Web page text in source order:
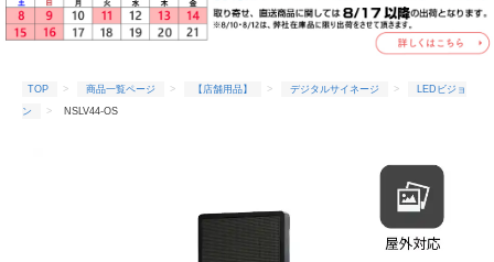
TOP 商品一覧ページ 【店舗用品】 デジタルサイネージ
LEDビジョ
ン
NSLV44-OS